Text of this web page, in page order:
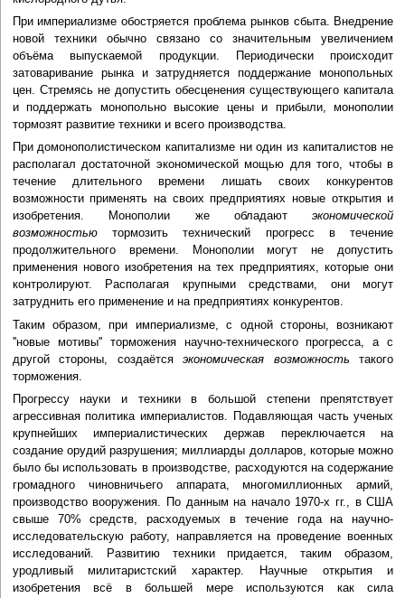
При империализме обостряется проблема рынков сбыта. Внедрение
новой техники обычно связано со значительным увеличением
объёма выпускаемой продукции. Периодически происходит
затоваривание рынка и затрудняется поддержание монопольных
цен. Стремясь не допустить обесценения существующего капитала
и поддержать монопольно высокие цены и прибыли, монополии
тормозят развитие техники и всего производства.
При домонополистическом капитализме ни один из капиталистов не
располагал достаточной экономической мощью для того, чтобы в
течение длительного времени лишать своих конкурентов
возможности применять на своих предприятиях новые открытия и
изобретения. Монополии же обладаютэкономической
возможностьютормозить технический прогресс в течение
продолжительного времени. Монополии могут не допустить
применения нового изобретения на тех предприятиях, которые они
контролируют. Располагая крупными средствами, они могут
затруднить его применение и на предприятиях конкурентов.
Таким образом, при империализме, с одной стороны, возникают
''новые мотивы'' торможения научно-технического прогресса, а с
другой стороны, создаётсяэкономическая возможность такого
торможения.
Прогрессу науки и техники в большой степени препятствует
агрессивная политика империалистов. Подавляющая часть ученых
крупнейших империалистических держав переключается на
создание орудий разрушения; миллиарды долларов, которые можно
было бы использовать в производстве, расходуются на содержание
громадного чиновничьего аппарата, многомиллионных армий,
производство вооружения. По данным на начало 1970-х гг., в США
свыше 70% средств, расходуемых в течение года на научно-
исследовательскую работу, направляется на проведение военных
исследований. Развитию техники придается, таким образом,
уродливый милитаристский характер. Научные открытия и
изобретения всё в большей мере используются как сила